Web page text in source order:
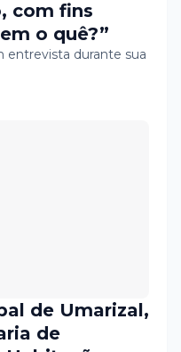
com fins
o quê?”
entrevista durante sua
de Umarizal,
de